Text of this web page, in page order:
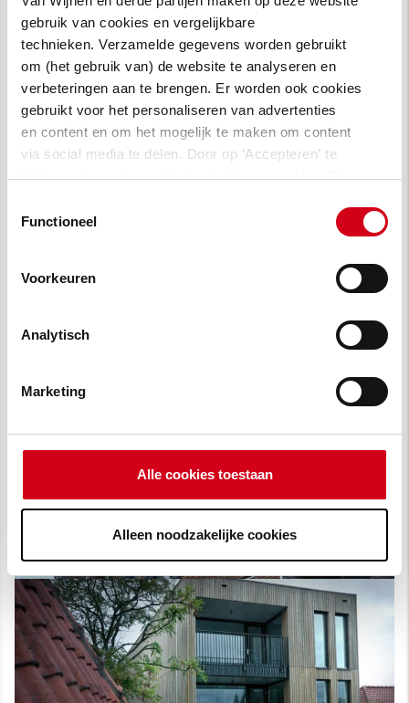
gebruik van cookies en vergelijkbare
technieken. Verzamelde gegevens worden gebruikt
om (het gebruik van) de website te analyseren en
verbeteringen aan te brengen. Er worden ook cookies
gebruikt voor het personaliseren van advertenties
en content en om het mogelijk te maken om content
via social media te delen. Door op ‘Accepteren’ te
klikken, stem je in met het gebruik van cookies. Een
vragen lees je in
Functioneel
Voorkeuren
Analytisch
Marketing
Alle cookies toestaan
Alleen noodzakelijke cookies